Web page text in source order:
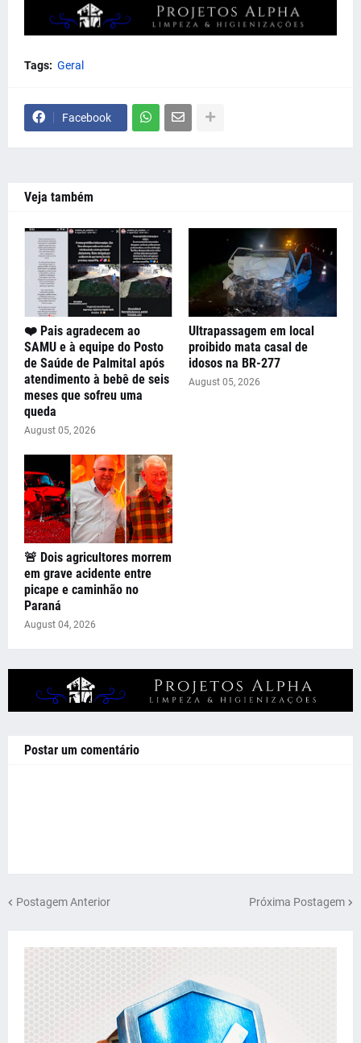
Tags: Geral
Facebook
Veja também
❤️ Pais agradecem ao
SAMU e à equipe do Posto
de Saúde de Palmital após
atendimento à bebê de seis
meses que sofreu uma
queda
August 05, 2026
Ultrapassagem em local
proibido mata casal de
idosos na BR-277
August 05, 2026
🚨 Dois agricultores morrem
em grave acidente entre
picape e caminhão no
Paraná
August 04, 2026
Postar um comentário
Postagem Anterior Próxima Postagem